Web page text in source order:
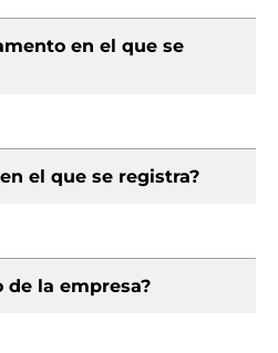
en el que se
el que se registra?
de la empresa?